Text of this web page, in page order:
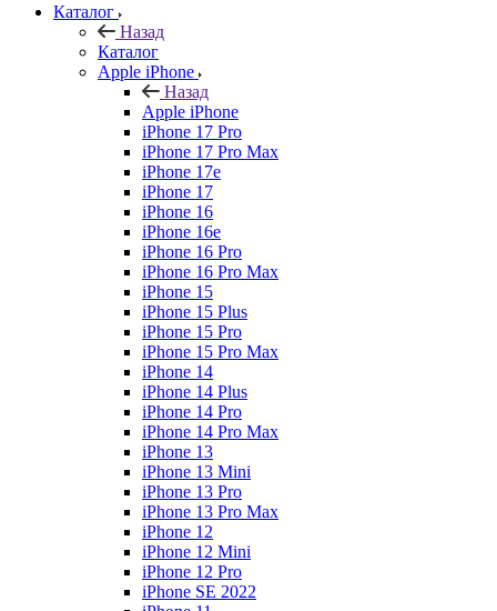
Каталог
Назад
Каталог
Apple iPhone
Назад
Apple iPhone
iPhone 17 Pro
iPhone 17 Pro Max
iPhone 17e
iPhone 17
iPhone 16
iPhone 16e
iPhone 16 Pro
iPhone 16 Pro Max
iPhone 15
iPhone 15 Plus
iPhone 15 Pro
iPhone 15 Pro Max
iPhone 14
iPhone 14 Plus
iPhone 14 Pro
iPhone 14 Pro Max
iPhone 13
iPhone 13 Mini
iPhone 13 Pro
iPhone 13 Pro Max
iPhone 12
iPhone 12 Mini
iPhone 12 Pro
iPhone SE 2022